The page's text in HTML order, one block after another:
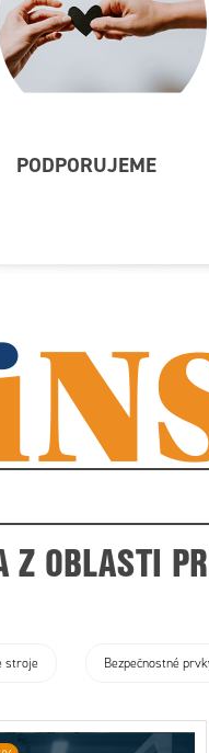
PODPORUJEME
Z OBLASTI
stroje Bezpečnostné